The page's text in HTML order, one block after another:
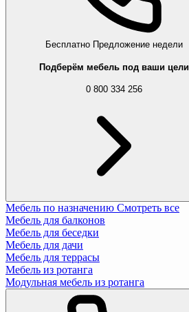
Бесплатно Предложение недели
Подберём мебель под ваши цели
0 800 334 256
Мебель по назначению Смотреть все
Мебель для балконов
Мебель для беседки
Мебель для дачи
Мебель для террасы
Мебель из ротанга
Модульная мебель из ротанга